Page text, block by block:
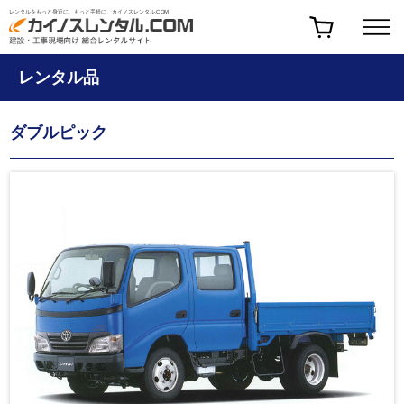
レンタルをもっと身近に、もっと手軽に、カイノスレンタル.COM
レンタル品
ダブルピック